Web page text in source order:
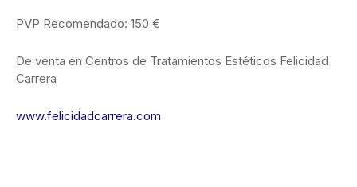
PVP Recomendado: 150 €
De venta en Centros de Tratamientos Estéticos Felicidad
Carrera
www.felicidadcarrera.com